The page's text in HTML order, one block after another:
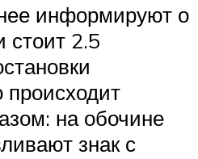
информируют о
стоит 2.5
на обочине
знак с